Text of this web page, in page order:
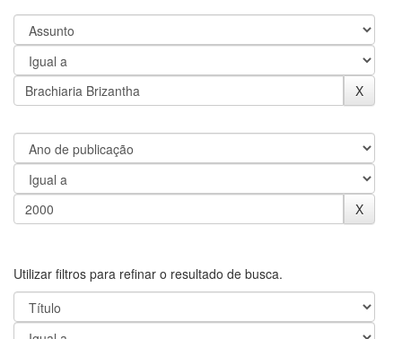
Utilizar filtros para refinar o resultado de busca.